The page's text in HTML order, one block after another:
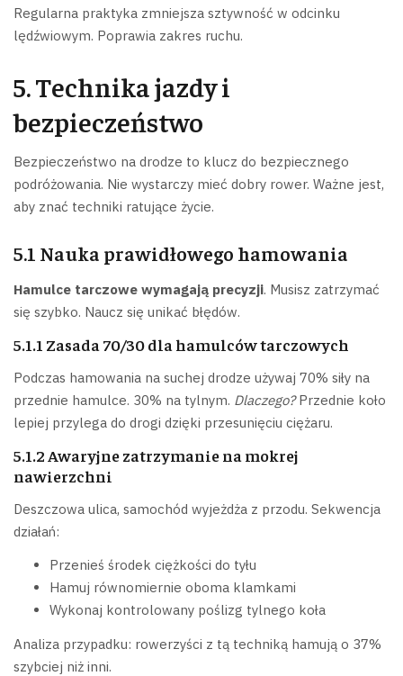
Regularna praktyka zmniejsza sztywność w odcinku
lędźwiowym. Poprawia zakres ruchu.
5. Technika jazdy i
bezpieczeństwo
Bezpieczeństwo na drodze to klucz do bezpiecznego
podróżowania. Nie wystarczy mieć dobry rower. Ważne jest,
aby znać techniki ratujące życie.
5.1 Nauka prawidłowego hamowania
Hamulce tarczowe wymagają precyzji. Musisz zatrzymać
się szybko. Naucz się unikać błędów.
5.1.1 Zasada 70/30 dla hamulców tarczowych
Podczas hamowania na suchej drodze używaj 70% siły na
przednie hamulce. 30% na tylnym. Dlaczego?Przednie koło
lepiej przylega do drogi dzięki przesunięciu ciężaru.
5.1.2 Awaryjne zatrzymanie na mokrej
nawierzchni
Deszczowa ulica, samochód wyjeżdża z przodu. Sekwencja
działań:
Przenieś środek ciężkości do tyłu
Hamuj równomiernie oboma klamkami
Wykonaj kontrolowany poślizg tylnego koła
Analiza przypadku: rowerzyści z tą techniką hamują o 37%
szybciej niż inni.